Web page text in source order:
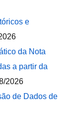
e
da Nota
a partir da
2026
de Dados de